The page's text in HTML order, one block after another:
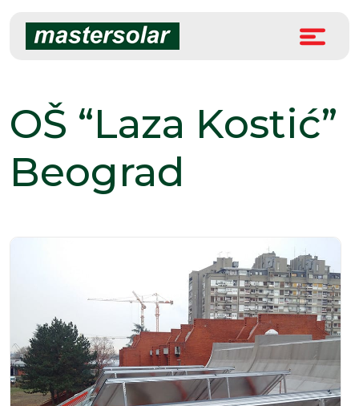
content
OŠ “Laza Kostić”
Beograd